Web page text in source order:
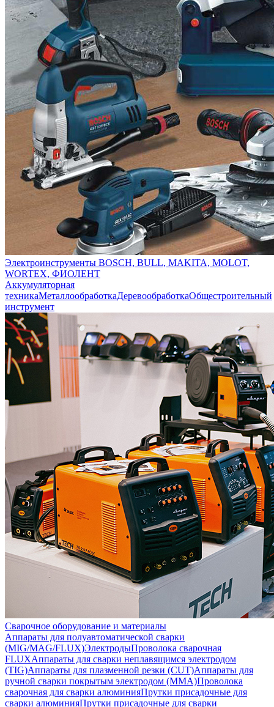
Электроинструменты BOSCH, BULL, MAKITA, MOLOT,
WORTEX, ФИОЛЕНТ
Аккумуляторная
техникаМеталлообработкаДеревообработкаОбщестроительный
инструмент
Сварочное оборудование и материалы
Аппараты для полуавтоматической сварки
(MIG/MAG/FLUX)ЭлектродыПроволока сварочная
FLUXАппараты для сварки неплавящимся электродом
(TIG)Аппараты для плазменной резки (CUT)Аппараты для
ручной сварки покрытым электродом (MMA)Проволока
сварочная для сварки алюминияПрутки присадочные для
сварки алюминияПрутки присадочные для сварки